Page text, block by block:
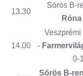
13.30
Sörös B-
Róna
14.00
Veszprémi
-
0-1
Sörös B-